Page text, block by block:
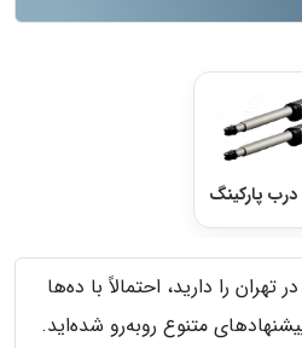
پارکینگ
را دارید، احتمالاً با ده‌ها
متنوع روبه‌رو شده‌اید.